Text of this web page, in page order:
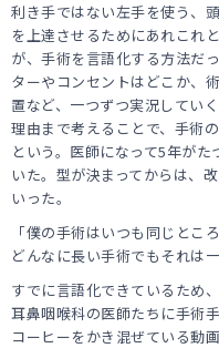
利き手ではない左手を使う、
を上達させるためにあれこれ
が、手術を言語化する方法だ
ターやコンセントはどこか、
置など、一つずつ実況してい
理由まで考えることで、手術
という。医師になって5年が
いた。型が決まってからは、
いった。
「僕の手術はいつも同じとこ
どんなに長い手術でもそれは一
すでに言語化できているため
耳鼻咽喉科の医師たちに手術
コーヒーをかき混ぜている動